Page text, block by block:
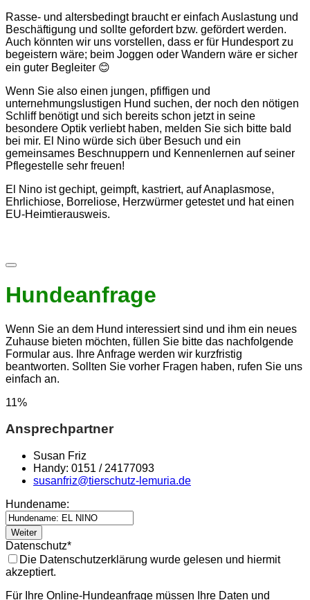
Rasse- und altersbedingt braucht er einfach Auslastung und
Beschäftigung und sollte gefordert bzw. gefördert werden.
Auch könnten wir uns vorstellen, dass er für Hundesport zu
begeistern wäre; beim Joggen oder Wandern wäre er sicher
ein guter Begleiter 😊
Wenn Sie also einen jungen, pfiffigen und
unternehmungslustigen Hund suchen, der noch den nötigen
Schliff benötigt und sich bereits schon jetzt in seine
besondere Optik verliebt haben, melden Sie sich bitte bald
bei mir. El Nino würde sich über Besuch und ein
gemeinsames Beschnuppern und Kennenlernen auf seiner
Pflegestelle sehr freuen!
El Nino ist gechipt, geimpft, kastriert, auf Anaplasmose,
Ehrlichiose, Borreliose, Herzwürmer getestet und hat einen
EU-Heimtierausweis.
Hundeanfrage
Wenn Sie an dem Hund interessiert sind und ihm ein neues
Zuhause bieten möchten, füllen Sie bitte das nachfolgende
Formular aus. Ihre Anfrage werden wir kurzfristig
beantworten. Sollten Sie vorher Fragen haben, rufen Sie uns
einfach an.
11%
Ansprechpartner
Susan Friz
Handy: 0151 / 24177093
susanfriz@tierschutz-lemuria.de
Hundename:
Weiter
Datenschutz*
Die Datenschutzerklärung wurde gelesen und hiermit
akzeptiert.
Für Ihre Online-Hundeanfrage müssen Ihre Daten und